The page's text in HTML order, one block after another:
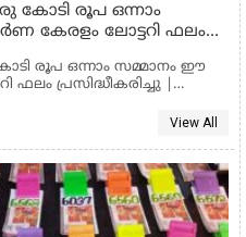
| ഒരു കോടി രൂപ ഒന്നാം
കോടി രൂപ ഒന്നാം സമ്മാനം ഈ
View All